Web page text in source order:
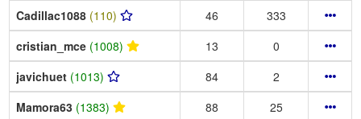
Cadillac1088 (110) 46
333
cristian_mce (1008) 13
0
javichuet (1013) 84
2
Mamora63 (1383) 88
25